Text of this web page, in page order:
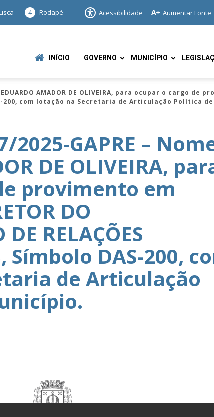
4 Rodapé Acessibilidade Aumentar Fonte
INÍCIO GOVERNO MUNICÍPIO
AMADOR DE OLIVEIRA, para ocupar o cargo de
200, com lotação na Secretaria de Articulação Política
2025-GAPRE –
DE OLIVEIRA,
provimento em
DO
RELAÇÕES
Símbolo DAS-200,
de Articulação